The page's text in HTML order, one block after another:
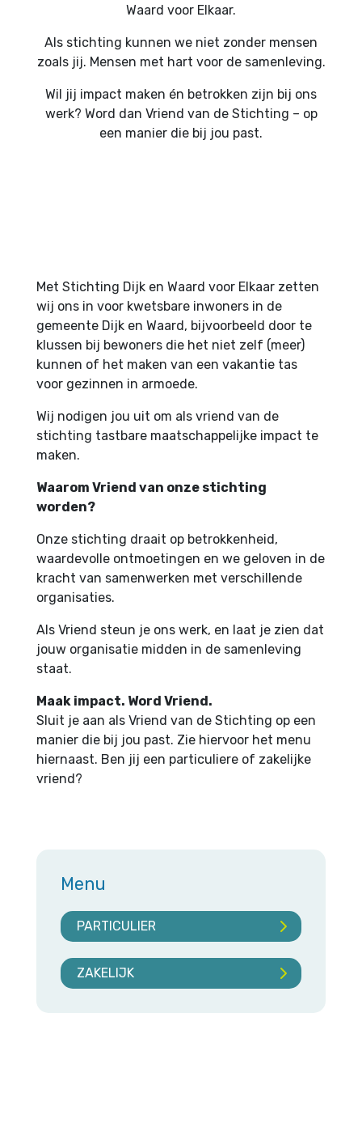
Waard voor Elkaar.
Als stichting kunnen we niet zonder mensen
zoals jij. Mensen met hart voor de samenleving.
Wil jij impact maken én betrokken zijn bij ons
werk? Word dan Vriend van de Stichting – op
een manier die bij jou past.
Met Stichting Dijk en Waard voor Elkaar zetten
wij ons in voor kwetsbare inwoners in de
gemeente Dijk en Waard, bijvoorbeeld door te
klussen bij bewoners die het niet zelf (meer)
kunnen of het maken van een vakantie tas
voor gezinnen in armoede.
Wij nodigen jou uit om als vriend van de
stichting tastbare maatschappelijke impact te
maken.
Waarom Vriend van onze stichting
worden?
Onze stichting draait op betrokkenheid,
waardevolle ontmoetingen en we geloven in de
kracht van samenwerken met verschillende
organisaties.
Als Vriend steun je ons werk, en laat je zien dat
jouw organisatie midden in de samenleving
staat.
Maak impact. Word Vriend.
Sluit je aan als Vriend van de Stichting op een
manier die bij jou past. Zie hiervoor het menu
hiernaast. Ben jij een particuliere of zakelijke
vriend?
Menu
PARTICULIER
ZAKELIJK